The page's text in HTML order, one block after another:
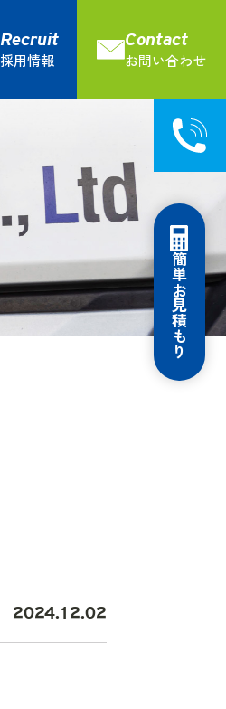
流通加工サービス
採用情報 お問い合わせ
簡単お見積もり
2024.12.02